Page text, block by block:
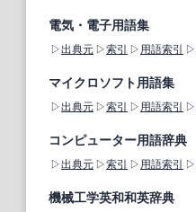
電気・電子用語集
出典元 索引 用語索引
マイクロソフト用語集
出典元 索引 用語索引
コンピューター用語辞典
出典元 索引 用語索引
機械工学英和和英辞典